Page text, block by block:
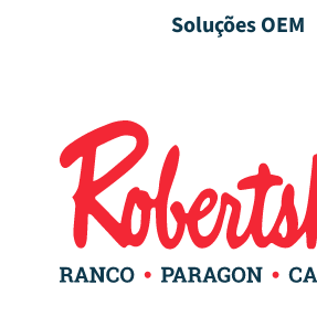
Soluções OEM